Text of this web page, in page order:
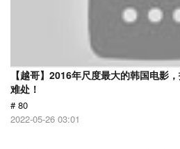
【越哥】2016年尺度最大的韩国电影
难处！
# 80
2022-05-26 03:01